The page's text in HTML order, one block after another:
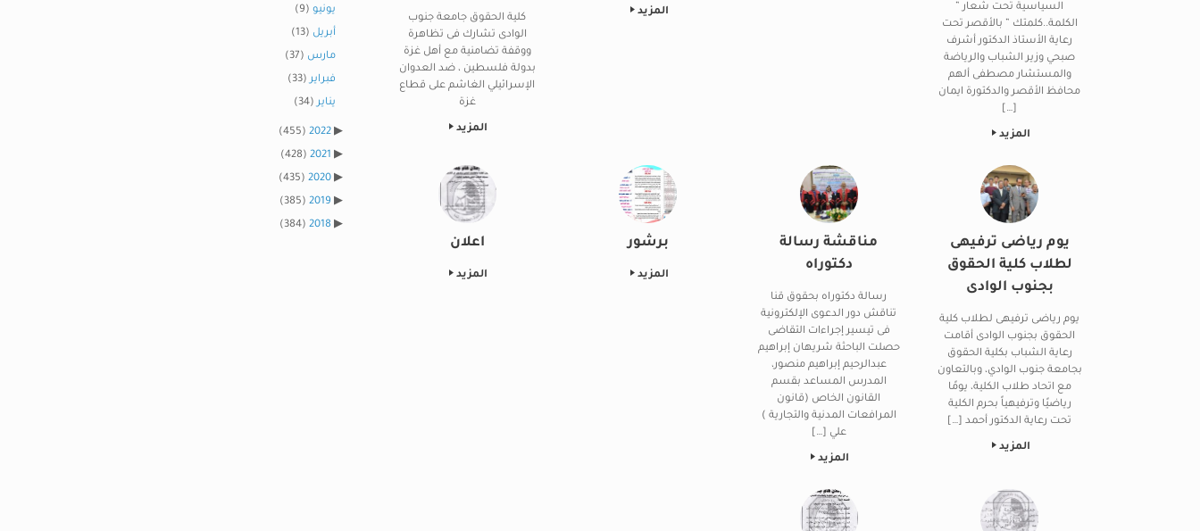
السياسية تحت شعار ”
الكلمة..كلمتك ” بالأقصر تحت
رعاية الأستاذ الدكتور أشرف
صبحي وزير الشباب والرياضة
والمستشار مصطفى ألهم
محافظ الأقصر والدكتورة ايمان
[…]
المزيد
المزيد
كلية الحقوق جامعة جنوب
الوادى تشارك فى تظاهرة
ووقفة تضامنية مع أهل غزة
بدولة فلسطين ، ضد العدوان
الإسرائيلي الغاشم على قطاع
غزة
المزيد
يوم رياضى ترفيهى
لطلاب كلية الحقوق
بجنوب الوادى
يوم رياضى ترفيهى لطلاب كلية
الحقوق بجنوب الوادى أقامت
رعاية الشباب بكلية الحقوق
بجامعة جنوب الوادي، وبالتعاون
مع اتحاد طلاب الكلية، يومًا
رياضيًا وترفيهياً بحرم الكلية
تحت رعاية الدكتور أحمد […]
المزيد
مناقشة رسالة
دكتوراه
رسالة دكتوراه بحقوق قنا
تناقش دور الدعوى الإلكترونية
فى تيسير إجراءات التقاضى
حصلت الباحثة شريهان إبراهيم
عبدالرحيم إبراهيم منصور،
المدرس المساعد بقسم
القانون الخاص (قانون
المرافعات المدنية والتجارية )
علي […]
المزيد
برشور
المزيد
اعلان
المزيد
يونيو (9)
أبريل (13)
مارس (37)
فبراير(33)
يناير(34)
2022
(455)
2021
(428)
2020
(435)
2019
(385)
2018
(384)